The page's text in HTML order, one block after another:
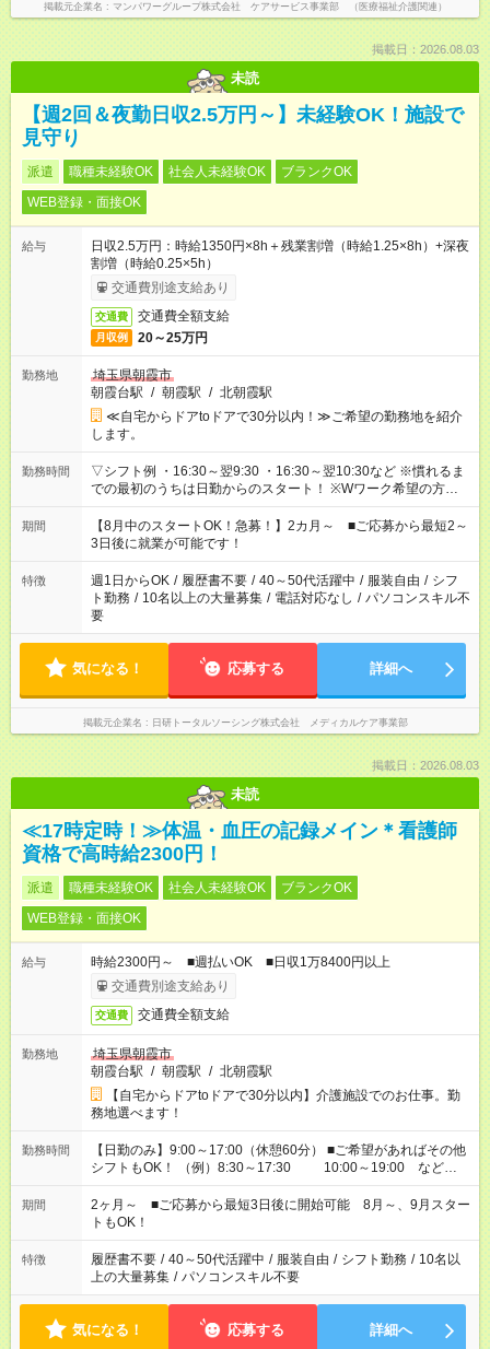
掲載元企業名 マンパワーグループ株式会社 ケアサービス事業部 （医療福祉介護関連）
掲載日：2026.08.03
未読
【週2回＆夜勤日収2.5万円～】未経験OK！施設で
見守り
派遣 職種未経験OK 社会人未経験OK
ブランクOK
WEB登録・面接OK
給与
日収2.5万円：時給1350円×8h＋残業割増（時給1.25×8h）+深夜
割増（時給0.25×5h）
交通費別途支給あり
交通費 交通費全額支給
月収例 20～25万円
勤務地
埼玉県朝霞市
朝霞台駅 / 朝霞駅 / 北朝霞駅
≪自宅からドアtoドアで30分以内！≫ご希望の勤務地を紹介
します。
勤務時間
▽シフト例 ・16:30～翌9:30 ・16:30～翌10:30など ※慣れるま
での最初のうちは日勤からのスタート！ ※Wワーク希望の方へ
今ご覧のお仕事で希望する勤務時間と、もう1つのお仕事の勤務
時間。 合計で週40時間を超える場合は応募できません。
期間
【8月中のスタートOK！急募！】2カ月～ ■ご応募から最短2～
3日後に就業が可能です！
特徴 週1日からOK / 履歴書不要 / 40～50代活躍中 / 服装自由 / シフ
ト勤務 / 10名以上の大量募集 / 電話対応なし / パソコンスキル不
要
気になる！ 応募する 詳細へ
掲載元企業名 日研トータルソーシング株式会社 メディカルケア事業部
掲載日：2026.08.03
未読
≪17時定時！≫体温・血圧の記録メイン＊看護師
資格で高時給2300円！
派遣 職種未経験OK 社会人未経験OK
ブランクOK
WEB登録・面接OK
給与
時給2300円～ ■週払いOK ■日収1万8400円以上
交通費別途支給あり
交通費 交通費全額支給
勤務地
埼玉県朝霞市
朝霞台駅 / 朝霞駅 / 北朝霞駅
【自宅からドアtoドアで30分以内】介護施設でのお仕事。勤
務地選べます！
勤務時間
【日勤のみ】9:00～17:00（休憩60分） ■ご希望があればその他
シフトもOK！ （例）8:30～17:30 10:00～19:00 など
「家族とお休みを合わせたい」 「できれば残業はしたくない」
など、あなたのご希望に沿ったお仕事をご紹介します！ ※Wワ
ーク希望の方へ 今ご覧のお仕事で希望する勤務時間と、もう1つ
のお仕事の勤務時間。 合計で週40時間を超える場合は応募でき
ません
期間
2ヶ月～ ■ご応募から最短3日後に開始可能 8月～、9月スター
トもOK！
特徴 履歴書不要 / 40～50代活躍中 / 服装自由 / シフト勤務 / 10名以
上の大量募集 / パソコンスキル不要
気になる！ 応募する 詳細へ